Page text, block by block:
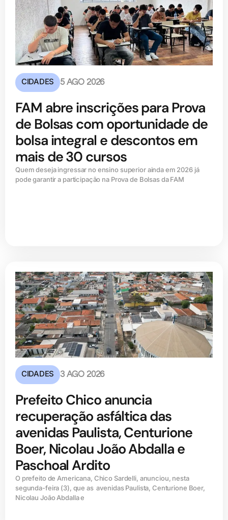
CIDADES 5 AGO 2026
FAM abre inscrições para Prova
de Bolsas com oportunidade de
bolsa integral e descontos em
mais de 30 cursos
Quem deseja ingressar no ensino superior ainda em 2026 já
pode garantir a participação na Prova de Bolsas da FAM
CIDADES 3 AGO 2026
Prefeito Chico anuncia
recuperação asfáltica das
avenidas Paulista, Centurione
Boer, Nicolau João Abdalla e
Paschoal Ardito
O prefeito de Americana, Chico Sardelli, anunciou, nesta
segunda-feira (3), que as avenidas Paulista, Centurione Boer,
Nicolau João Abdalla e